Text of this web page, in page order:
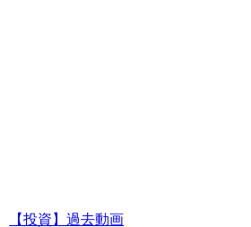
【投資】過去動画